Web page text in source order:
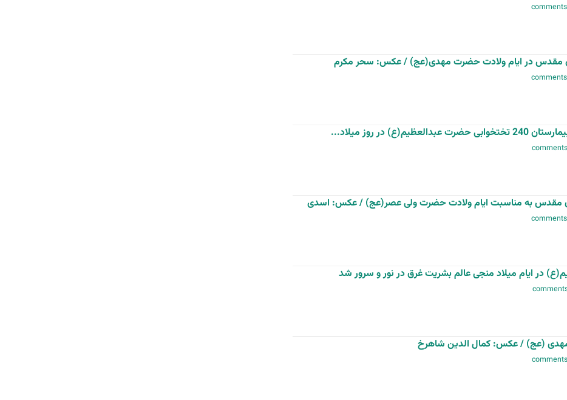
مقدس در ایام ولادت حضرت مهدی(عج) / عکس: سحر مکرم
در روز میلاد...
مقدس به مناسبت ایام ولادت حضرت ولی عصر(عج) / عکس: اسدی
در ایام میلاد منجی عالم بشریت غرق در نور و سرور شد
(عج) / عکس: کمال الدین شاهرخ